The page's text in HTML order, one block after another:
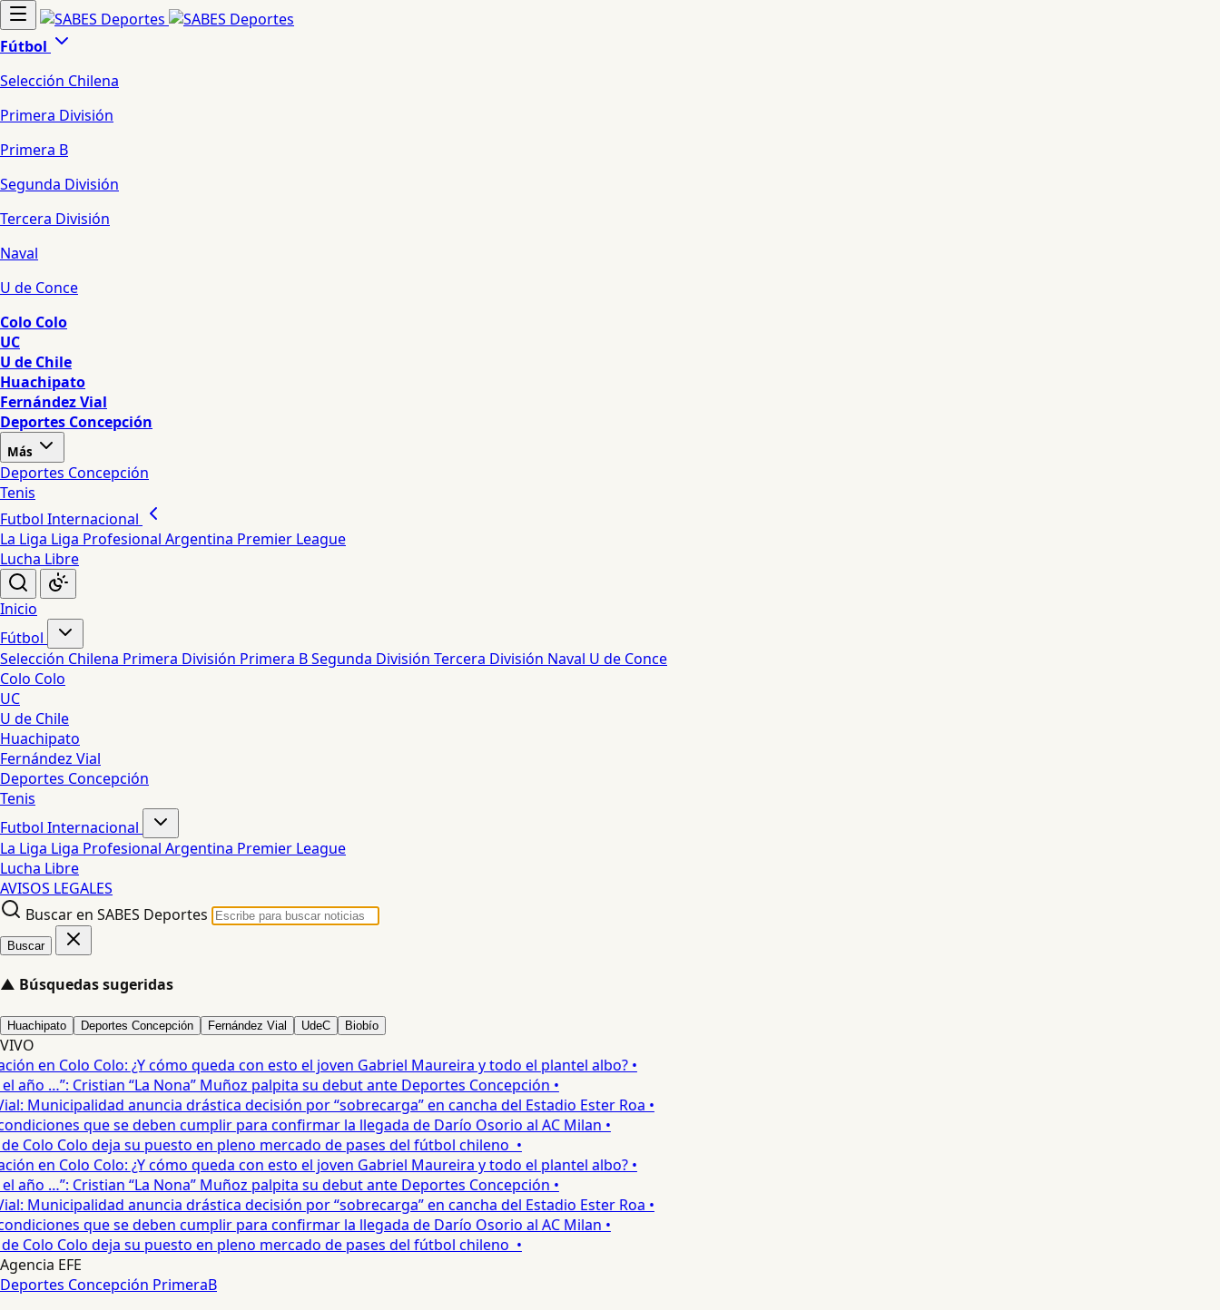
Fútbol
Selección Chilena
Primera División
Primera B
Segunda División
Tercera División
Naval
U de Conce
Colo Colo
UC
U de Chile
Huachipato
Fernández Vial
Deportes Concepción
Más
Deportes Concepción
Tenis
Futbol Internacional
La Liga Liga Profesional Argentina Premier League
Lucha Libre
Inicio
Fútbol
Selección Chilena Primera División Primera BSegunda División Tercera División Naval U de Conce
Colo Colo
UC
U de Chile
Huachipato
Fernández Vial
Deportes Concepción
Tenis
Futbol Internacional
La Liga Liga Profesional Argentina Premier League
Lucha Libre
AVISOS LEGALES
Buscar en SABES Deportes
Buscar
▲ Búsquedas sugeridas
Huachipato Deportes Concepción Fernández Vial UdeC Biobío
VIVO
en Colo Colo: ¿Y cómo queda con esto el joven Gabriel Maureira y todo el plantel albo? •
…”: Cristian “La Nona” Muñoz palpita su debut ante Deportes Concepción •
Municipalidad anuncia drástica decisión por “sobrecarga” en cancha del Estadio Ester Roa •
que se deben cumplir para confirmar la llegada de Darío Osorio al AC Milan •
Colo Colo deja su puesto en pleno mercado de pases del fútbol chileno •
en Colo Colo: ¿Y cómo queda con esto el joven Gabriel Maureira y todo el plantel albo? •
…”: Cristian “La Nona” Muñoz palpita su debut ante Deportes Concepción •
Municipalidad anuncia drástica decisión por “sobrecarga” en cancha del Estadio Ester Roa •
que se deben cumplir para confirmar la llegada de Darío Osorio al AC Milan •
Colo Colo deja su puesto en pleno mercado de pases del fútbol chileno •
Agencia EFE
Deportes Concepción PrimeraB